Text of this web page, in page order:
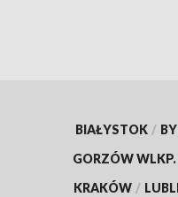
BIAŁYSTOK /
GORZÓW WLKP.
KRAKÓW /